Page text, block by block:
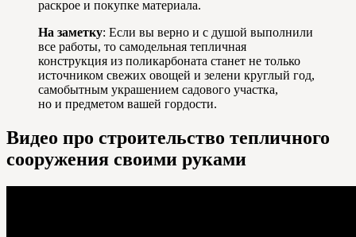
раскрое и покупке материала.
На заметку: Если вы верно и с душой выполнили
все работы, то самодельная тепличная
конструкция из поликарбоната станет не только
источником свежих овощей и зелени круглый год,
самобытным украшением садового участка,
но и предметом вашей гордости.
Видео про строительство тепличного
сооружения своими руками